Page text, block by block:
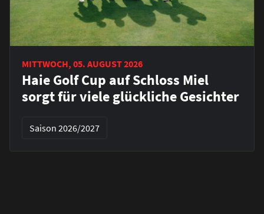
MITTWOCH, 05. AUGUST 2026
Haie Golf Cup auf Schloss Miel
sorgt für viele glückliche Gesichter
Saison 2026/2027